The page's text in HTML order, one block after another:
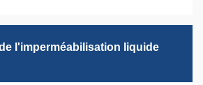
l'imperméabilisation liquide